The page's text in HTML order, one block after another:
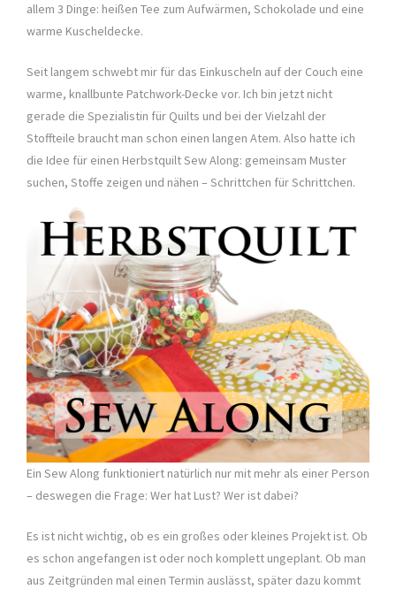
allem 3 Dinge: heißen Tee zum Aufwärmen, Schokolade und eine
warme Kuscheldecke.
Seit langem schwebt mir für das Einkuscheln auf der Couch eine
warme, knallbunte Patchwork-Decke vor. Ich bin jetzt nicht
gerade die Spezialistin für Quilts und bei der Vielzahl der
Stoffteile braucht man schon einen langen Atem. Also hatte ich
die Idee für einen Herbstquilt Sew Along: gemeinsam Muster
suchen, Stoffe zeigen und nähen – Schrittchen für Schrittchen.
Ein Sew Along funktioniert natürlich nur mit mehr als einer Person
– deswegen die Frage: Wer hat Lust? Wer ist dabei?
Es ist nicht wichtig, ob es ein großes oder kleines Projekt ist. Ob
es schon angefangen ist oder noch komplett ungeplant. Ob man
aus Zeitgründen mal einen Termin auslässt, später dazu kommt